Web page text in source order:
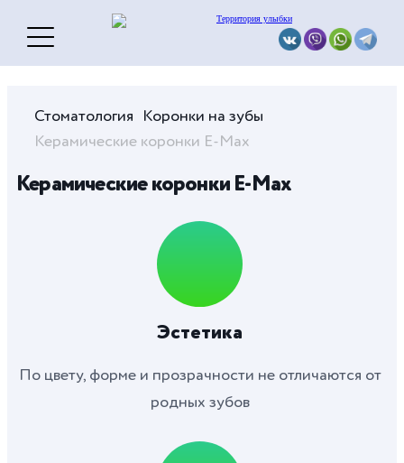
Стоматология Коронки на зубы
Керамические коронки E-Max
Керамические коронки E-Max
Эстетика
По цвету, форме и прозрачности не отличаются от
родных зубов